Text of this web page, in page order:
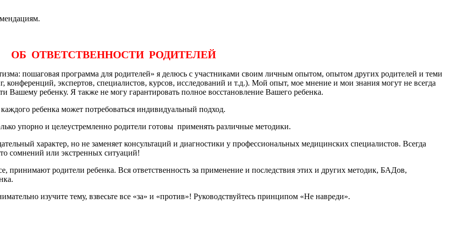
ОБ ОТВЕТСТВЕННОСТИ РОДИТЕЛЕЙ
пошаговая программа для родителей» я делюсь с участниками своим личным опытом, опытом других родителей и теми
конференций, экспертов, специалистов, курсов, исследований и т.д.). Мой опыт, мое мнение и мои знания могут не всегда
Вашему ребенку. Я также не могу гарантировать полное восстановление Вашего ребенка.
ребенка может потребоваться индивидуальный подход.
упорно и целеустремленно родители готовы применять различные методики.
характер, но не заменяет консультаций и диагностики у профессиональных медицинских специалистов. Всегда
сомнений или экстренных ситуаций!
родители ребенка. Вся ответственность за применение и последствия этих и других методик, БАДов,
изучите тему, взвесьте все «за» и «против»! Руководствуйтесь принципом «Не навреди».